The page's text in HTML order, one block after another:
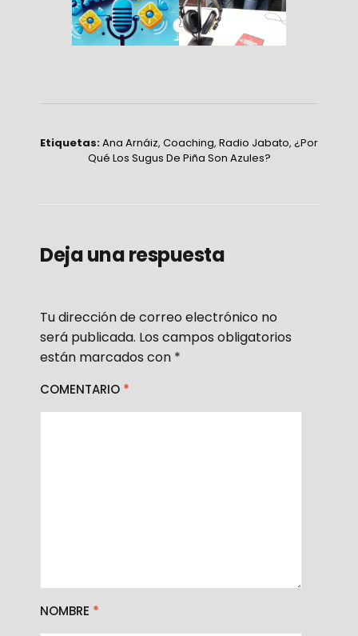
Etiquetas:Ana Arnáiz, Coaching, Radio Jabato, ¿Por
Qué Los Sugus De Piña Son Azules?
Deja una respuesta
Tu dirección de correo electrónico no
será publicada. Los campos obligatorios
están marcados con *
COMENTARIO *
NOMBRE *